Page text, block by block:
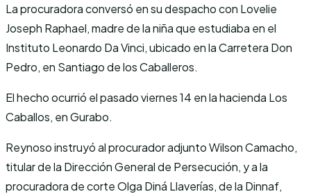
La procuradora conversó en su despacho con Lovelie
Joseph Raphael, madre de la niña que estudiaba en el
Instituto Leonardo Da Vinci, ubicado en la Carretera Don
Pedro, en Santiago de los Caballeros.
El hecho ocurrió el pasado viernes 14 en la hacienda Los
Caballos, en Gurabo.
Reynoso instruyó al procurador adjunto Wilson Camacho,
titular de la Dirección General de Persecución, y a la
procuradora de corte Olga Diná Llaverías, de la Dinnaf,